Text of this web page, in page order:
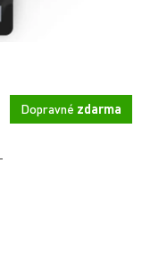
Dopravné zdarma